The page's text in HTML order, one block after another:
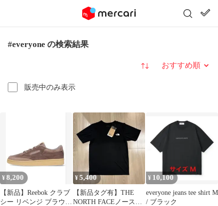
#everyone の検索結果
販売中のみ表示
並び替え
¥8,200
【新品】Reebok クラブ
シー リベンジ ブラウン
¥5,400
【新品タグ有】THE
NORTH FACEノースフ
¥ 10,100
everyone jeans tee shirt M
/ ブラック